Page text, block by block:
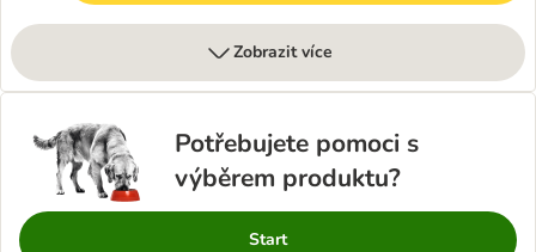
Zobrazit více
Potřebujete pomoci s
výběrem produktu?
Start